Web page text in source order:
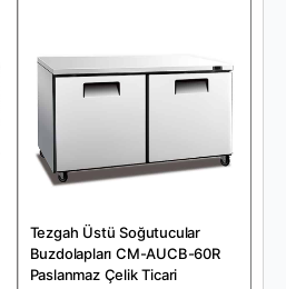
Tezgah Üstü Soğutucular
Buzdolapları CM-AUCB-60R
Paslanmaz Çelik Ticari